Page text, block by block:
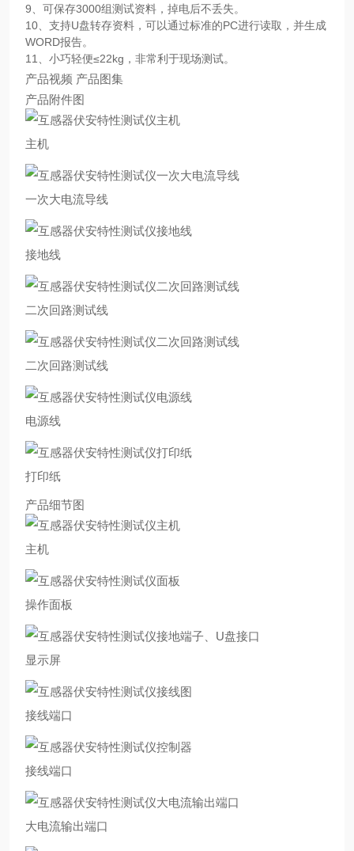
9、可保存3000组测试资料，掉电后不丢失。
10、支持U盘转存资料，可以通过标准的PC进行读取，并生成
WORD报告。
11、小巧轻便≤22kg，非常利于现场测试。
产品视频 产品图集
产品附件图
主机
一次大电流导线
接地线
二次回路测试线
二次回路测试线
电源线
打印纸
产品细节图
主机
操作面板
显示屏
接线端口
接线端口
大电流输出端口